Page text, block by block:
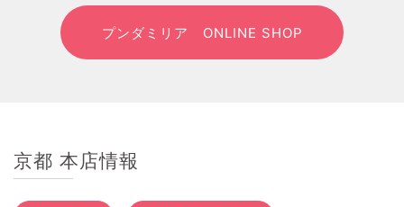
プンダミリア ONLINE SHOP
京都 本店情報